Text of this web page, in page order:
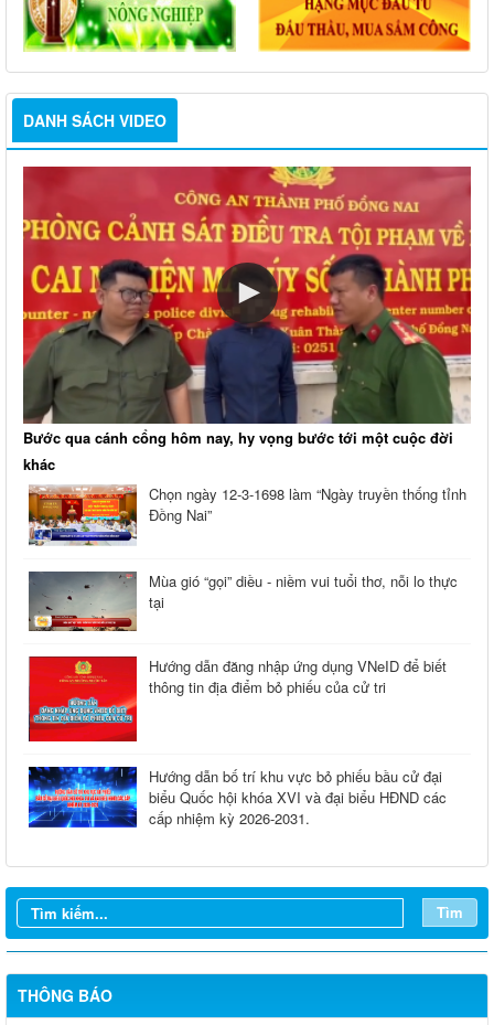
DANH SÁCH VIDEO
Bước qua cánh cổng hôm nay, hy vọng bước tới một cuộc đời
khác
Chọn ngày 12-3-1698 làm “Ngày truyền thống tỉnh
Đồng Nai”
Mùa gió “gọi” diều - niềm vui tuổi thơ, nỗi lo thực
tại
Hướng dẫn đăng nhập ứng dụng VNeID để biết
thông tin địa điểm bỏ phiếu của cử tri
Hướng dẫn bố trí khu vực bỏ phiếu bầu cử đại
biểu Quốc hội khóa XVI và đại biểu HĐND các
cấp nhiệm kỳ 2026-2031.
Tìm
THÔNG BÁO
UBND PHƯỜNG PHƯỚC TÂN THÔNG BÁO THU HỒI ĐẤT